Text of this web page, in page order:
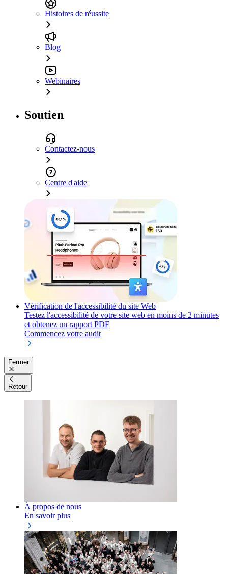
Histoires de réussite
Blog
Webinaires
Soutien
Contactez-nous
Centre d'aide
Vérification de l'accessibilité du site Web
Testez l'accessibilité de votre site web en moins de 2 minutes
et obtenez un rapport PDF
Commencez votre audit
Fermer
Retour
À propos de nous
En savoir plus